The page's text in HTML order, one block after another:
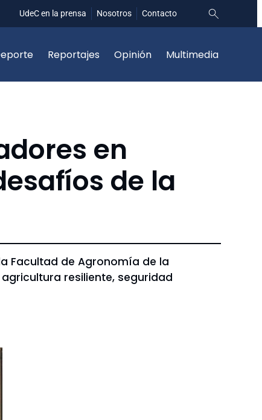
UdeC en la prensa Nosotros Contacto
Reportajes Opinión Multimedia
en
de la
Facultad de Agronomía de la
resiliente, seguridad